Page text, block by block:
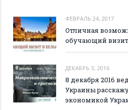
ФЕВРАЛЬ 24, 2017
Отличная
обучающий
ДЕКАБРЬ 3, 2016
8 декабря 2016
Украины
экономикой